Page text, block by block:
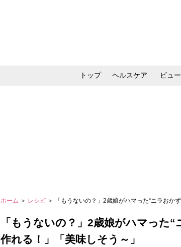
トップ ヘルスケア ビュ
ホーム ＞ レシピ ＞ 「もうないの？」2歳娘がハマった“ニラおか
「もうないの？」2歳娘がハマった“
作れる！」「美味しそう～」